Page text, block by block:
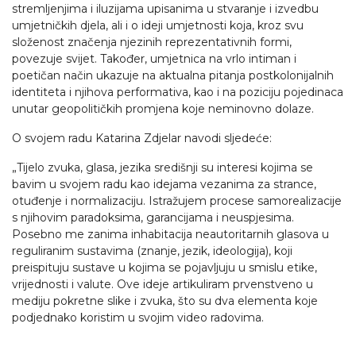
stremljenjima i iluzijama upisanima u stvaranje i izvedbu
umjetničkih djela, ali i o ideji umjetnosti koja, kroz svu
složenost značenja njezinih reprezentativnih formi,
povezuje svijet. Također, umjetnica na vrlo intiman i
poetičan način ukazuje na aktualna pitanja postkolonijalnih
identiteta i njihova performativa, kao i na poziciju pojedinaca
unutar geopolitičkih promjena koje neminovno dolaze.
O svojem radu Katarina Zdjelar navodi sljedeće:
„Tijelo zvuka, glasa, jezika središnji su interesi kojima se
bavim u svojem radu kao idejama vezanima za strance,
otuđenje i normalizaciju. Istražujem procese samorealizacije
s njihovim paradoksima, garancijama i neuspjesima.
Posebno me zanima inhabitacija neautoritarnih glasova u
reguliranim sustavima (znanje, jezik, ideologija), koji
preispituju sustave u kojima se pojavljuju u smislu etike,
vrijednosti i valute. Ove ideje artikuliram prvenstveno u
mediju pokretne slike i zvuka, što su dva elementa koje
podjednako koristim u svojim video radovima.